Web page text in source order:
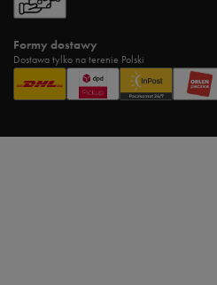
Formy dostawy
Dostawa tylko na terenie Polski